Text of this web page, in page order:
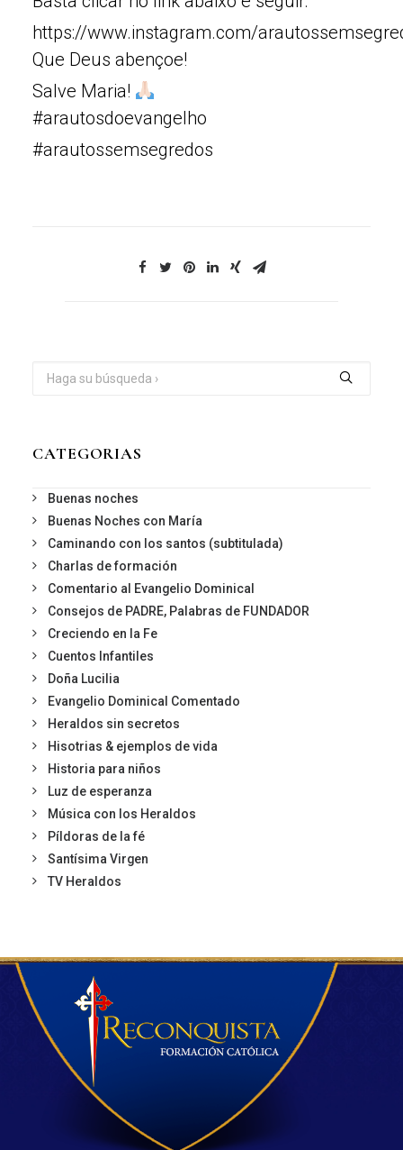
https://www.instagram.com/
Que Deus abençoe!
Salve Maria!
#arautosdoevangelho
#arautossemsegredos
CATEGORIAS
Buenas noches
Buenas Noches con María
Caminando con los santos (subtitulada)
Charlas de formación
Comentario al Evangelio Dominical
Consejos de PADRE, Palabras de FUNDADOR
Creciendo en la Fe
Cuentos Infantiles
Doña Lucilia
Evangelio Dominical Comentado
Heraldos sin secretos
Hisotrias & ejemplos de vida
Historia para niños
Luz de esperanza
Música con los Heraldos
Píldoras de la fé
Santísima Virgen
TV Heraldos